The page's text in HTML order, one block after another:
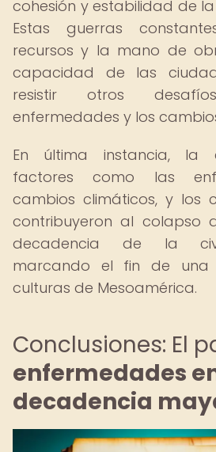
cohesión y estabilidad de
Estas guerras
recursos y la mano de
capacidad de las
resistir otros
enfermedades y los
En última instancia, la
factores como las
cambios climáticos, y los
contribuyeron al colapso
decadencia de la
marcando el fin de una
culturas de Mesoamérica.
Conclusiones: El
enfermedades
decadencia